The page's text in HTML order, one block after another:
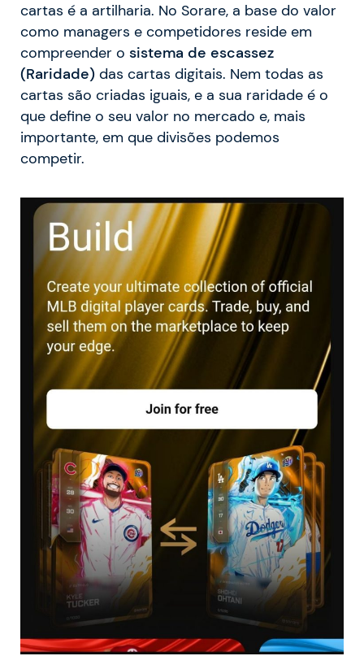
cartas é a artilharia. No Sorare, a base do valor
como managers e competidores reside em
compreender o sistema de escassez
(Raridade) das cartas digitais. Nem todas as
cartas são criadas iguais, e a sua raridade é o
que define o seu valor no mercado e, mais
importante, em que divisões podemos
competir.